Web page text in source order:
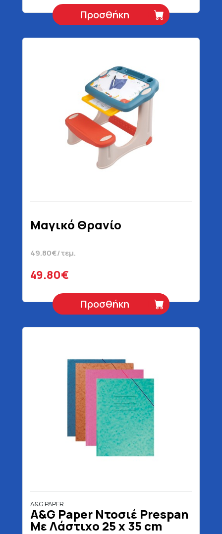
Προσθήκη
Μαγικό Θρανίο
49.80€/τεμ.
49.80€
Προσθήκη
A&G PAPER
A&G Paper Ντοσιέ Prespan
Με Λάστιχο 25 x 35 cm